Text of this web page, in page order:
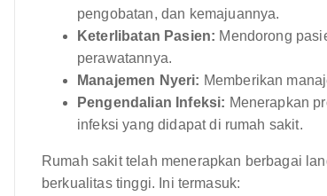
pengobatan, dan kemajuannya.
Keterlibatan Pasien: Mendorong
perawatannya.
Manajemen Nyeri: Memberikan
Pengendalian Infeksi: Menerapkan
infeksi yang didapat di rumah sakit.
Rumah sakit telah menerapkan berbagai
berkualitas tinggi. Ini termasuk: